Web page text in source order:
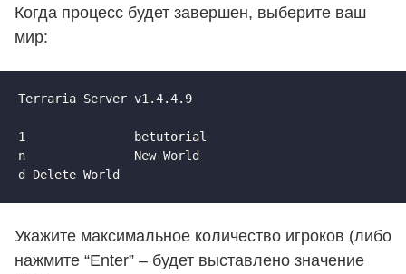
Когда процесс будет завершен, выберите ваш
мир:
Terraria Server v1.4.4.9
1               betutorial
n               New World
d Delete World
Укажите максимальное количество игроков (либо
нажмите “Enter” – будет выставлено значение